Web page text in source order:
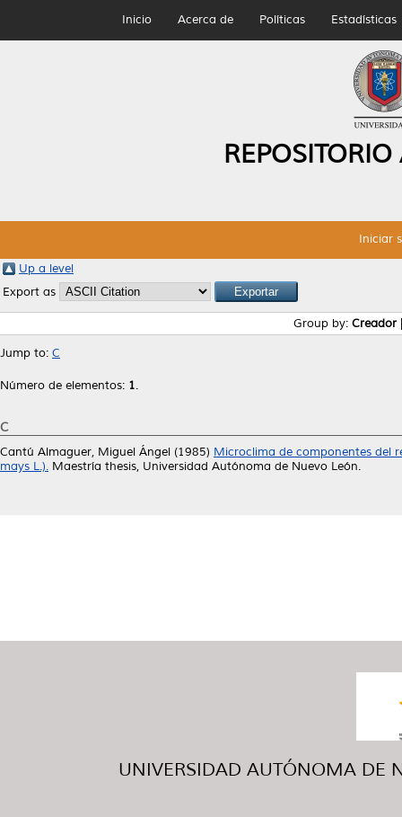
Inicio Acerca de Políticas Estadísticas
Iniciar
Up a level
Export as
Group by: Creador
Jump to: C
Número de elementos: 1.
C
Cantú Almaguer, Miguel Ángel (1985) Microclima de componentes del
mays L.). Maestría thesis, Universidad Autónoma de Nuevo León.
UNIVERSIDAD AUTÓNOMA DE